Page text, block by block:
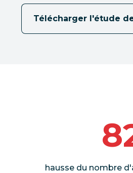
Télécharger l'étude
hausse du nombre